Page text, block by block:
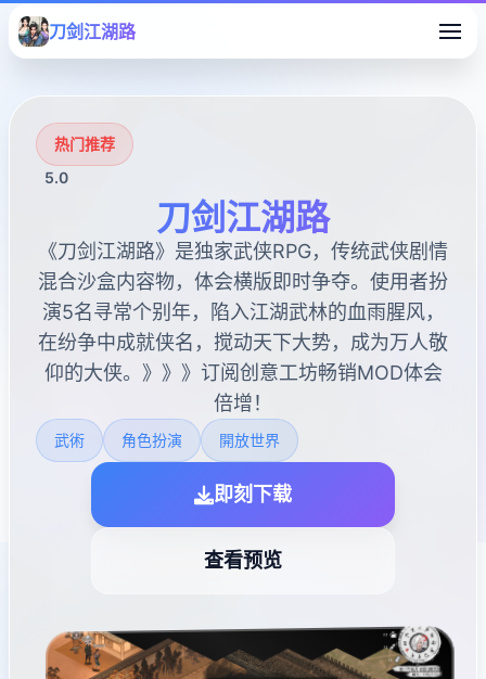
刀剑江湖路
热门推荐
5.0
刀剑江湖路
《刀剑江湖路》是独家武侠RPG，传统武侠剧情
混合沙盒内容物，体会横版即时争夺。使用者扮
演5名寻常个别年，陷入江湖武林的血雨腥风，
在纷争中成就侠名，搅动天下大势，成为万人敬
仰的大侠。》》》订阅创意工坊畅销MOD体会
倍增！
武術 角色扮演 開放世界
即刻下载
查看预览